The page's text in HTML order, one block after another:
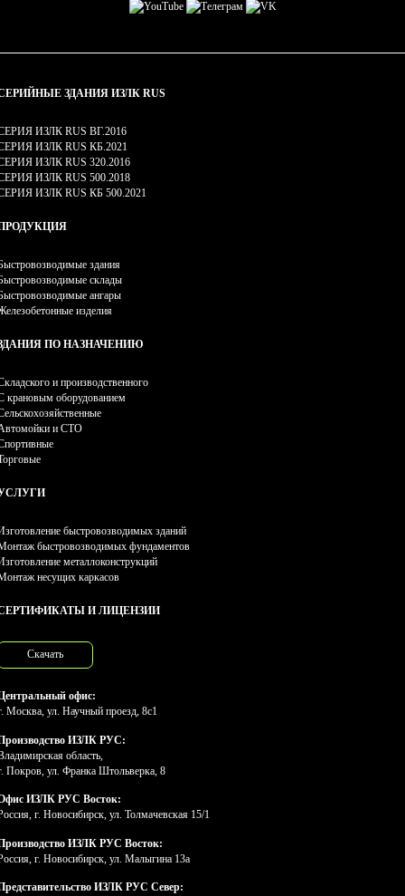
ЗДАНИЯ ИЗЛК RUS
ИЗЛК RUS ВГ.2016
ИЗЛК RUS КБ.2021
ИЗЛК RUS 320.2016
ИЗЛК RUS 500.2018
ИЗЛК RUS КБ 500.2021
здания
склады
ангары
изделия
ПО НАЗНАЧЕНИЮ
и производственного
крановым оборудованием
и СТО
быстровозводимых зданий
быстровозводимых фундаментов
металлоконструкций
несущих каркасов
И ЛИЦЕНЗИИ
Скачать
офис:
Москва, ул. Научный проезд, 8с1
ИЗЛК РУС:
область,
Покров, ул. Франка Штольверка, 8
ИЗЛК РУС Восток:
г. Новосибирск, ул. Толмачевская 15/1
ИЗЛК РУС Восток:
г. Новосибирск, ул. Малыгина 13а
ИЗЛК РУС Север: